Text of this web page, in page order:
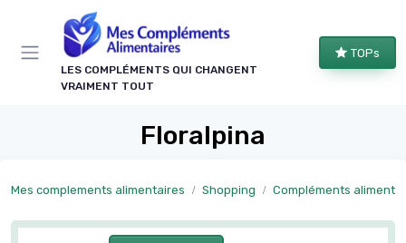
LES COMPLÉMENTS QUI CHANGENT
VRAIMENT TOUT
TOPs
Floralpina
Mes complements alimentaires Shopping Compléments alimentaires par
Panneau de gestion des cookies